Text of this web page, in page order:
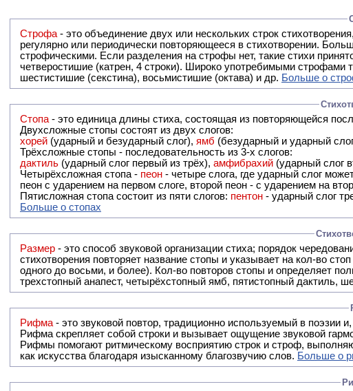
Строфа - это объединение двух или нескольких строк стихотворения, имеющих интонационное сходство или общую систему рифм,
регулярно или периодически повторяющееся в стихотворении. Большинство стихотворений делятся на строфы и т.о. являются
строфическими. Если разделения на строфы нет, такие стихи принято называть астрофическими. Самая популярная строфа в русской поэзии -
четверостишие (катрен, 4 строки). Широко употребимыми строфами
шестистишие (секстина), восьмистишие (октава) и др. Больше о
Стопа - это единица длины стиха, состоящая из повторяющейся
Двухсложные стопы состоят из двух слогов:
хорей (ударный и безударный слог), ямб (безударный и ударный
Трёхсложные стопы - последовательность из 3-х слогов:
дактиль (ударный слог первый из трёх), амфибрахий (ударный слог
Четырёхсложная стопа - пеон - четыре слога, где ударный слог
пеон с ударением на первом слоге, второй пеон - с ударением на
Пятисложная стопа состоит из пяти слогов: пентон - ударный слог
Больше о стопах
Размер - это способ звуковой организации стиха; порядок
стихотворения повторяет название стопы и указывает на кол-во
одного до восьми, и более). Кол-во повторов стопы и определяет
трехстопный анапест, четырёхстопный ямб, пятистопный дактиль,
Рифма
- это звуковой повтор, традиционно
Рифма скрепляет собой строки и вызывает ощущение звуковой
Рифмы помогают ритмическому восприятию строк и строф,
как искусства благодаря изысканному благозвучию слов. Больше о